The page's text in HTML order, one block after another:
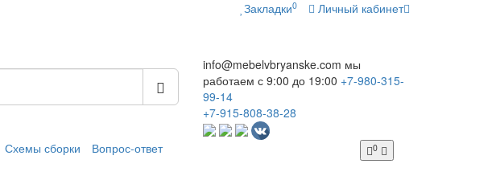
Закладки0 Личный кабинет
info@mebelvbryanske.com мы
работаем с 9:00 до 19:00 +7-980-315-
99-14
+7-915-808-38-28
Схемы сборки Вопрос-ответ 0